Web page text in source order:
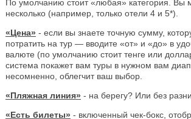
По умолчанию стоит «любая» категория. Вы
несколько (например, только отели 4 и 5*).
«Цена» - если вы знаете точную сумму,
потратить на тур — вводите «от» и «до» в
валюте (по умолчанию стоит тенге или
система покажет вам туры в нужном вам
несомненно, облегчит ваш выбор.
«Пляжная линия» - на берегу? Или без
«Есть билеты» - включенный чек-бокс,